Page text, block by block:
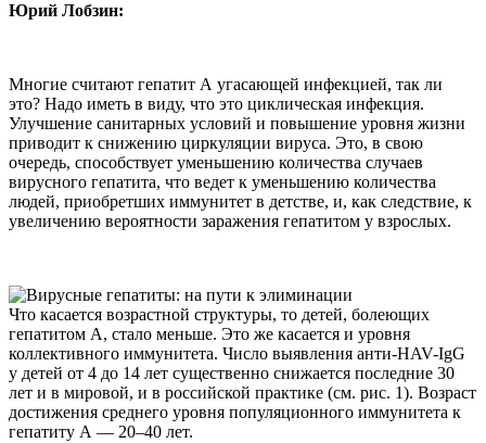
Юрий Лобзин:
Многие считают гепатит А угасающей инфекцией, так ли
это? Надо иметь в виду, что это циклическая инфекция.
Улучшение санитарных условий и повышение уровня жизни
приводит к снижению циркуляции вируса. Это, в свою
очередь, способствует уменьшению количества случаев
вирусного гепатита, что ведет к уменьшению количества
людей, приобретших иммунитет в детстве, и, как следствие, к
увеличению вероятности заражения гепатитом у взрослых.
Что касается возрастной структуры, то детей, болеющих
гепатитом А, стало меньше. Это же касается и уровня
коллективного иммунитета. Число выявления анти-HAV-IgG
у детей от 4 до 14 лет существенно снижается последние 30
лет и в мировой, и в российской практике (см. рис. 1). Возраст
достижения среднего уровня популяционного иммунитета к
гепатиту А — 20–40 лет.